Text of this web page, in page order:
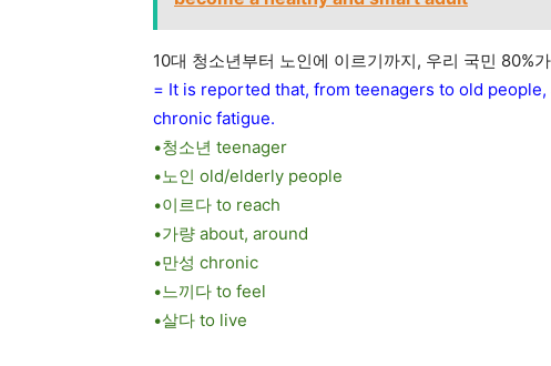
10대 청소년부터 노인에 이르기까지, 우리 국민 80%
= It is reported that, from teenagers to old
chronic fatigue.
•청소년 teenager
•노인 old/elderly people
•이르다 to reach
•가량 about, around
•만성 chronic
•느끼다 to feel
•살다 to live